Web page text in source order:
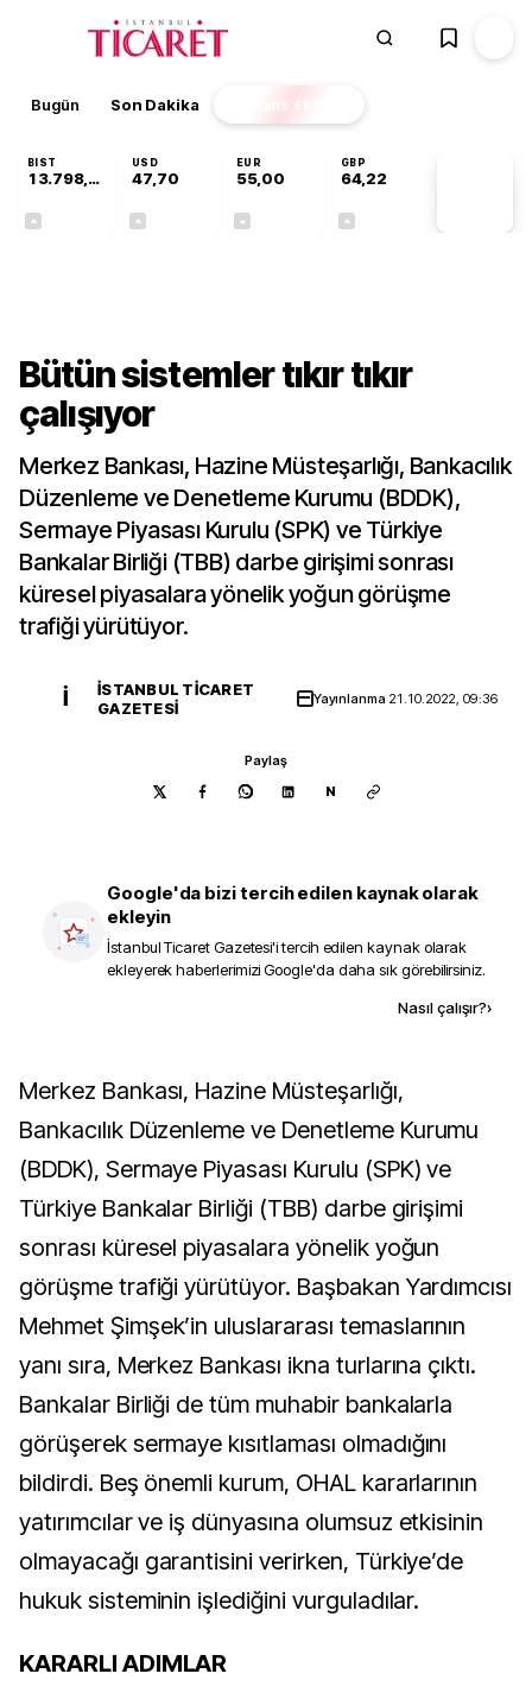
Bugün Son Dakika Finans EKSTRA
BIST
13.798,82
USD
47,70
EUR
55,00
GBP
64,22
Bütün sistemler tıkır tıkır
çalışıyor
Merkez Bankası, Hazine Müsteşarlığı, Bankacılık
Düzenleme ve Denetleme Kurumu (BDDK),
Sermaye Piyasası Kurulu (SPK) ve Türkiye
Bankalar Birliği (TBB) darbe girişimi sonrası
küresel piyasalara yönelik yoğun görüşme
trafiği yürütüyor.
İ
İSTANBUL TICARET
GAZETESI
Yayınlanma 21.10.2022, 09:36
Paylaş
N
Google'da bizi tercih edilen kaynak olarak
ekleyin
İstanbul Ticaret Gazetesi'i tercih edilen kaynak olarak
ekleyerek haberlerimizi Google'da daha sık görebilirsiniz.
Nasıl çalışır?›
Merkez Bankası, Hazine Müsteşarlığı,
Bankacılık Düzenleme ve Denetleme Kurumu
(BDDK), Sermaye Piyasası Kurulu (SPK) ve
Türkiye Bankalar Birliği (TBB) darbe girişimi
sonrası küresel piyasalara yönelik yoğun
görüşme trafiği yürütüyor. Başbakan Yardımcısı
Mehmet Şimşek’in uluslararası temaslarının
yanı sıra, Merkez Bankası ikna turlarına çıktı.
Bankalar Birliği de tüm muhabir bankalarla
görüşerek sermaye kısıtlaması olmadığını
bildirdi. Beş önemli kurum, OHAL kararlarının
yatırımcılar ve iş dünyasına olumsuz etkisinin
olmayacağı garantisini verirken, Türkiye’de
hukuk sisteminin işlediğini vurguladılar.
KARARLI ADIMLAR